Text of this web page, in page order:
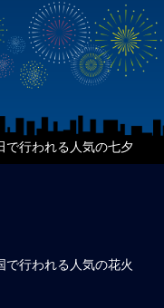
で行われる人気の七夕
で行われる人気の花火